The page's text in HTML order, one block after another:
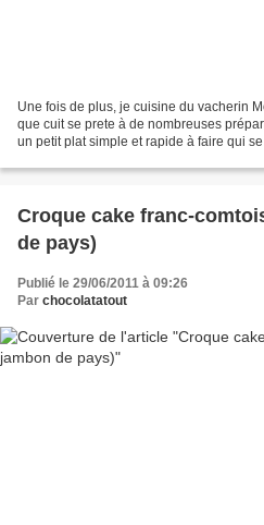
Une fois de plus, je cuisine du vacherin
que cuit se prete à de nombreuses
un petit plat simple et rapide à faire qui
Croque cake franc-
de pays)
Publié le 29/06/2011 à 09:26
Par chocolatatout